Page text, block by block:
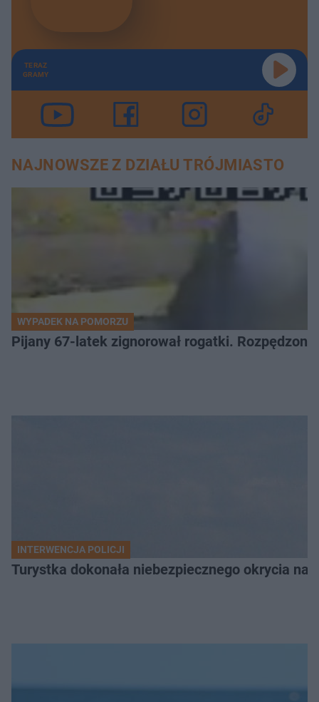
TERAZ
GRAMY
NAJNOWSZE Z DZIAŁU TRÓJMIASTO
WYPADEK NA POMORZU
Pijany 67-latek zignorował rogatki.
INTERWENCJA POLICJI
Turystka dokonała niebezpiecznego okrycia